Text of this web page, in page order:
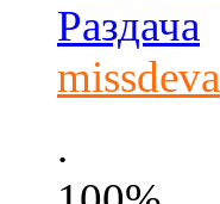
Раздача
missdeva
.